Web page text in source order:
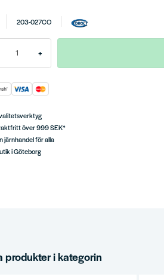
203-027CO
+
över 999 SEK*
järnhandel för alla
i Göteborg
produkter i kategorin